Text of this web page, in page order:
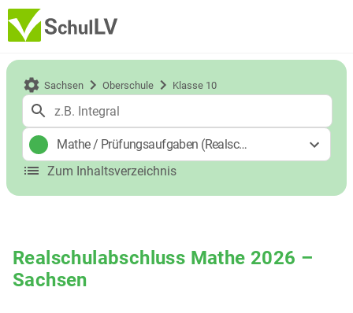
Sachsen Oberschule Klasse 10
Mathe/ Prüfungsaufgaben (Realschulabschluss)
Zum Inhaltsverzeichnis
Realschulabschluss Mathe 2026 –
Sachsen